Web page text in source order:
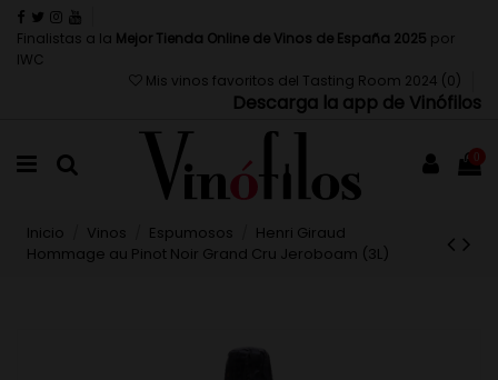
Finalistas a la Mejor Tienda Online de Vinos de España 2025 por
IWC
Mis vinos favoritos del Tasting Room 2024 (0 )
Descarga la app de Vinófilos
0
Inicio Vinos Espumosos
Henri Giraud
Hommage au Pinot Noir Grand Cru Jeroboam (3L)